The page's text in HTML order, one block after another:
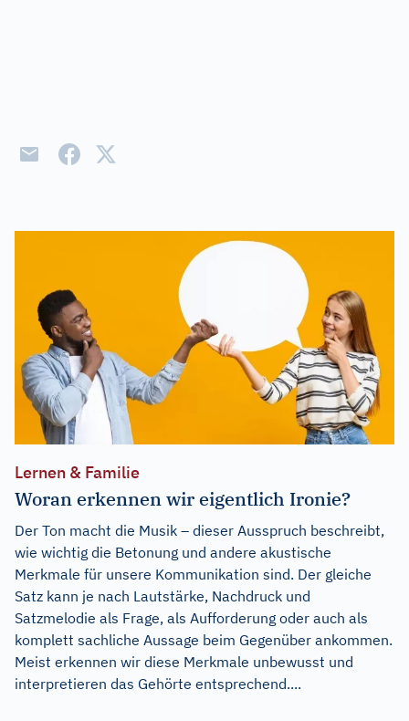
Lernen & Familie
Woran erkennen wir eigentlich Ironie?
Der Ton macht die Musik – dieser Ausspruch beschreibt,
wie wichtig die Betonung und andere akustische
Merkmale für unsere Kommunikation sind. Der gleiche
Satz kann je nach Lautstärke, Nachdruck und
Satzmelodie als Frage, als Aufforderung oder auch als
komplett sachliche Aussage beim Gegenüber ankommen.
Meist erkennen wir diese Merkmale unbewusst und
interpretieren das Gehörte entsprechend....